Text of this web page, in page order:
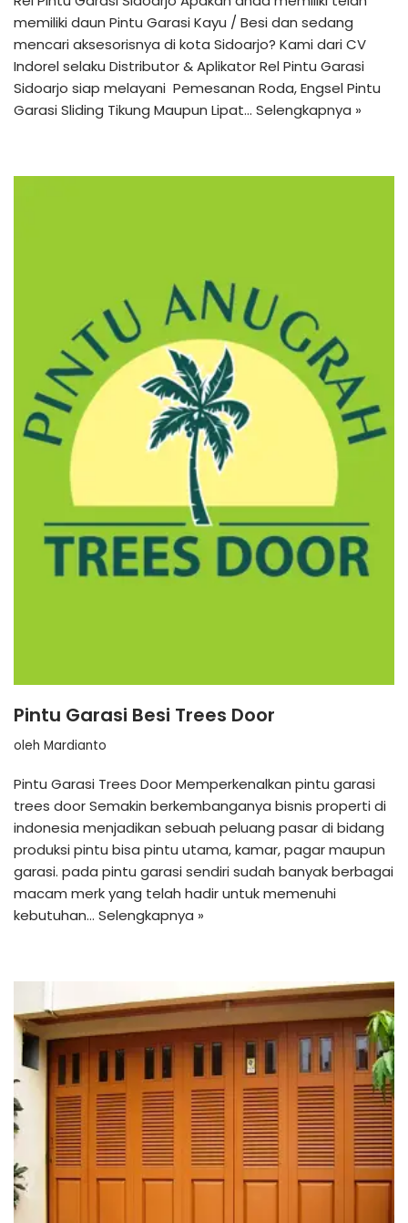
memiliki daun Pintu Garasi Kayu / Besi dan sedang
mencari aksesorisnya di kota Sidoarjo? Kami dari CV
Indorel selaku Distributor & Aplikator Rel Pintu Garasi
Sidoarjo siap melayani Pemesanan Roda, Engsel Pintu
Garasi Sliding Tikung Maupun Lipat… Selengkapnya »
Pintu Garasi Besi Trees Door
oleh Mardianto
Pintu Garasi Trees Door Memperkenalkan pintu garasi
trees door Semakin berkembanganya bisnis properti di
indonesia menjadikan sebuah peluang pasar di bidang
produksi pintu bisa pintu utama, kamar, pagar maupun
garasi. pada pintu garasi sendiri sudah banyak berbagai
macam merk yang telah hadir untuk memenuhi
kebutuhan… Selengkapnya »